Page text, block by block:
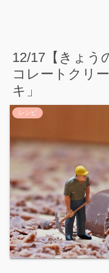
12/17【きょう
コレートクリ
キ」
レシピ